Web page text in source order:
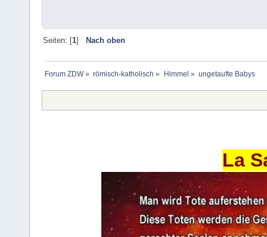
Seiten: [1] Nach oben
Forum ZDW» römisch-katholisch » Himmel » ungetaufte Babys
La